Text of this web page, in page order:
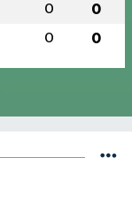
0 0
0 0